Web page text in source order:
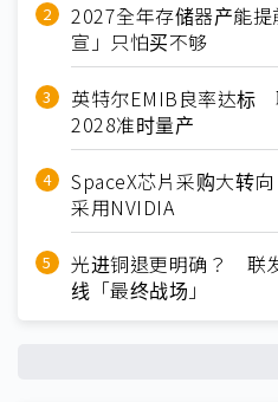
2027全年存储器产能
宣」只怕买不够
英特尔EMIB良率达标
2028准时量产
SpaceX芯片采购大转
采用NVIDIA
光进铜退更明确？ 联
线「最终战场」